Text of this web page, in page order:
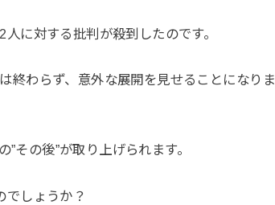
に対する批判が殺到したのです。
終わらず、意外な展開を見せることになりま
その後”が取り上げられます。
でしょうか？